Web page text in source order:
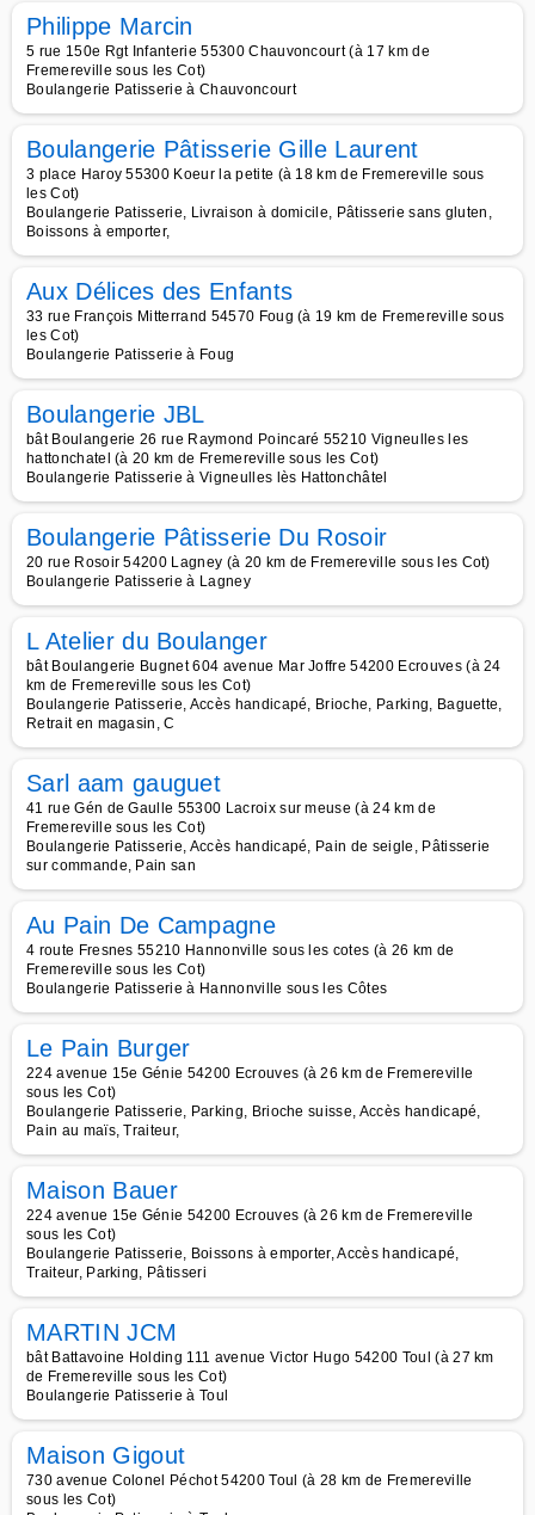
Philippe Marcin
5 rue 150e Rgt Infanterie 55300 Chauvoncourt (à 17 km de
Fremereville sous les Cot)
Boulangerie Patisserie à Chauvoncourt
Boulangerie Pâtisserie Gille Laurent
3 place Haroy 55300 Koeur la petite (à 18 km de Fremereville sous
les Cot)
Boulangerie Patisserie, Livraison à domicile, Pâtisserie sans gluten,
Boissons à emporter,
Aux Délices des Enfants
33 rue François Mitterrand 54570 Foug (à 19 km de Fremereville sous
les Cot)
Boulangerie Patisserie à Foug
Boulangerie JBL
bât Boulangerie 26 rue Raymond Poincaré 55210 Vigneulles les
hattonchatel (à 20 km de Fremereville sous les Cot)
Boulangerie Patisserie à Vigneulles lès Hattonchâtel
Boulangerie Pâtisserie Du Rosoir
20 rue Rosoir 54200 Lagney (à 20 km de Fremereville sous les Cot)
Boulangerie Patisserie à Lagney
L Atelier du Boulanger
bât Boulangerie Bugnet 604 avenue Mar Joffre 54200 Ecrouves (à 24
km de Fremereville sous les Cot)
Boulangerie Patisserie, Accès handicapé, Brioche, Parking, Baguette,
Retrait en magasin, C
Sarl aam gauguet
41 rue Gén de Gaulle 55300 Lacroix sur meuse (à 24 km de
Fremereville sous les Cot)
Boulangerie Patisserie, Accès handicapé, Pain de seigle, Pâtisserie
sur commande, Pain san
Au Pain De Campagne
4 route Fresnes 55210 Hannonville sous les cotes (à 26 km de
Fremereville sous les Cot)
Boulangerie Patisserie à Hannonville sous les Côtes
Le Pain Burger
224 avenue 15e Génie 54200 Ecrouves (à 26 km de Fremereville
sous les Cot)
Boulangerie Patisserie, Parking, Brioche suisse, Accès handicapé,
Pain au maïs, Traiteur,
Maison Bauer
224 avenue 15e Génie 54200 Ecrouves (à 26 km de Fremereville
sous les Cot)
Boulangerie Patisserie, Boissons à emporter, Accès handicapé,
Traiteur, Parking, Pâtisseri
MARTIN JCM
bât Battavoine Holding 111 avenue Victor Hugo 54200 Toul (à 27 km
de Fremereville sous les Cot)
Boulangerie Patisserie à Toul
Maison Gigout
730 avenue Colonel Péchot 54200 Toul (à 28 km de Fremereville
sous les Cot)